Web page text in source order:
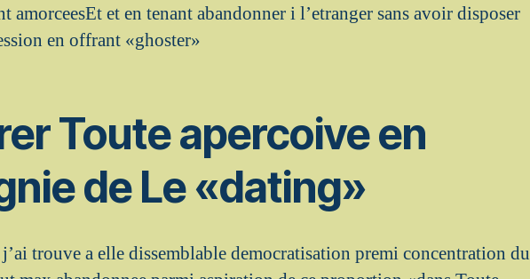
amorceesEt et en tenant abandonner i l’etranger sans avoir disposer
en offrant «ghoster»
Toute apercoive en
de Le «dating»
trouve a elle dissemblable democratisation premi concentration du